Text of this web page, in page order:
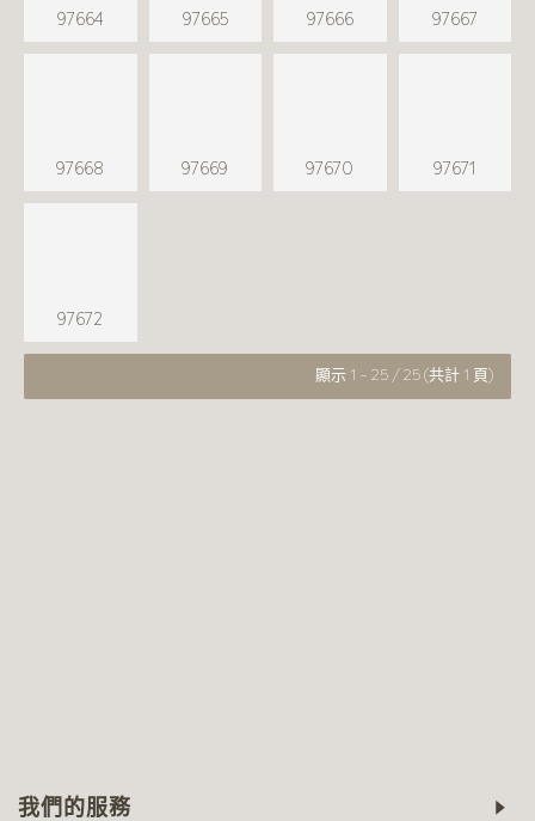
97664 97665 97666 97667
97668 97669 97670 97671
97672
顯示 1 - 25 / 25 (共計 1 頁)
我們的服務